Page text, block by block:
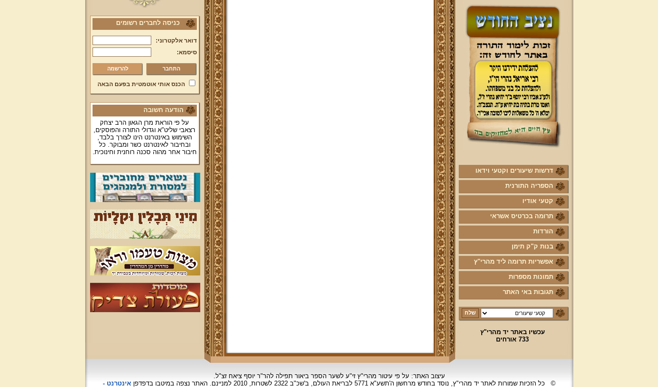
דרשות שיעורים וקטעי וידאו
הספריה התורנית
קטעי אודיו
תרומה בכרטיס אשראי
הורדות
בנות ק"ק תימן
אפשריות תרומה ליד מהרי"ץ
תמונות מספרות
תגובות באי האתר
עכשיו באתר יד מהרי"ץ
733 אורחים
כניסה לחברים רשומים
דואר אלקטרוני:
סיסמא:
להרשמה
הכנס אותי אוטמטית בפעם הבאה
הודעה חשובה
על פי הוראת מרן הגאון הרב יצחק
רצאבי שליט"א וגדולי התורה והפוסקים,
השימוש באינטרנט הינו לצורך בלבד,
ובחיבור לאינטרנט כשר ומבוקר. כל
חיבור אחר מהוה סכנה רוחנית וחינוכית.
עיצוב האתר: על פי עיטור מהרי"ץ זי"ע לשער הספר ביאור תפילה להר"ר יוסף ציאח זצ"ל.
©
כל הזכיות שמורות לאתר יד מהרי"ץ, נוסד בחודש מרחשוןה'תשע"א 5771 לבריאת העולם, ב'שכ"ב 2322 לשטרות, 2010 למניינם. האתר נצפהבמיטבו בדפדפןאינטרנט -